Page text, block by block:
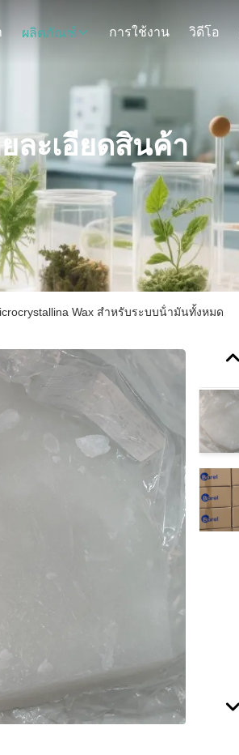
ผลิตภัณฑ์ การใช้งาน วิดีโอ
ละเอียดสินค้า
Wax สําหรับระบบน้ํามันทั้งหมด